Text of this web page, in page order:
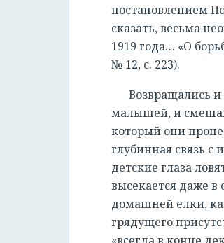
постановлением
сказать, весьма
1919 года… «О
№ 12, с. 223).
Возвращались
малышей, и
который они
глубинная связь
детские глаза
высекается даже
домашней елки,
грядущего
«всегда в конце